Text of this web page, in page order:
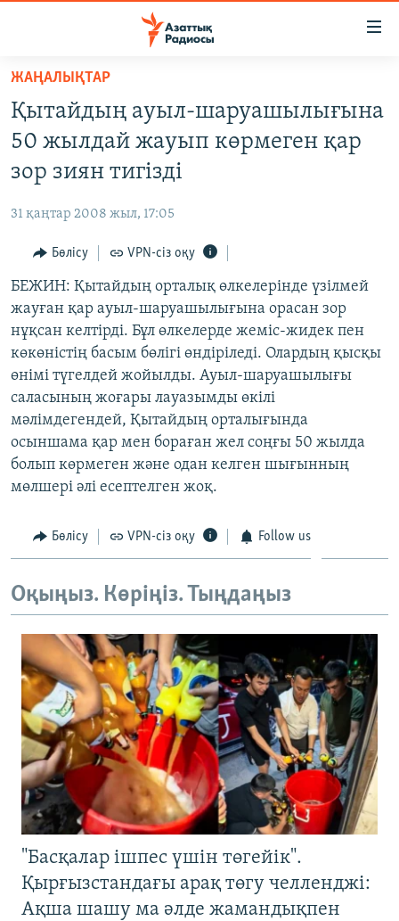
Skip
main
content
to
main
Navigation
Search
САЯСАТ
АДАМ ҚҰҚЫҚТАРЫ
ӘЛЕУМЕТ
ӘЛЕМ
АРНАЙЫ ЖОБАЛАР
Русский
ЖАЗЫЛЫҢЫЗ
Басқа тілдерде
ЖАҢАЛЫҚТАР
Қытайдың ауыл-шаруашылығына
50 жылдай жауып көрмеген қар
зор зиян тигізді
31 қаңтар 2008 жыл, 17:05
Бөлісу VPN-сіз оқу
БЕЖИН: Қытайдың орталық өлкелерінде үзілмей
жауған қар ауыл-шаруашылығына орасан зор
нұқсан келтірді. Бұл өлкелерде жеміс-жидек пен
көкөністің басым бөлігі өндіріледі. Олардың қысқы
өнімі түгелдей жойылды. Ауыл-шаруашылығы
саласының жоғары лауазымды өкілі
мәлімдегендей, Қытайдың орталығында
осыншама қар мен бораған жел соңғы 50 жылда
болып көрмеген және одан келген шығынның
мөлшері әлі есептелген жоқ.
Бөлісу VPN-сіз оқу Follow us
Оқыңыз. Көріңіз. Тыңдаңыз
"Басқалар ішпес үшін төгейік".
Қырғызстандағы арақ төгу челленджі:
Ақша шашу ма әлде жамандықпен